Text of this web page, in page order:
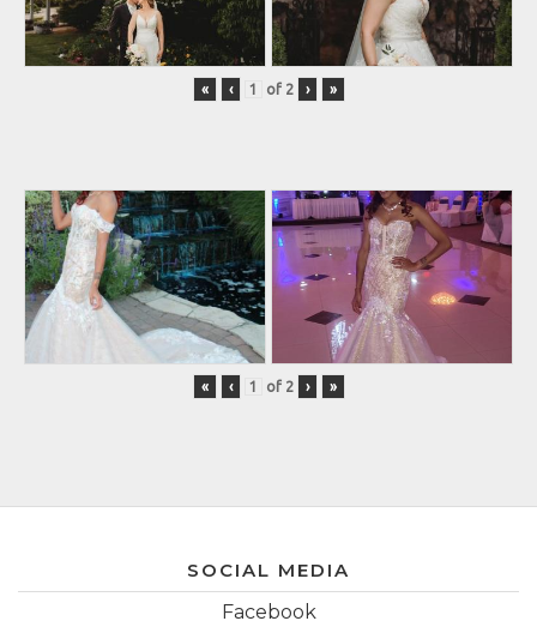
« ‹ of 2 › »
« ‹ of 2 › »
SOCIAL MEDIA
Facebook